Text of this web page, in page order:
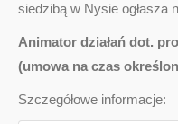
siedzibą w Nysie ogłasza
Animator działań dot.
(umowa na czas
Szczegółowe informacje: